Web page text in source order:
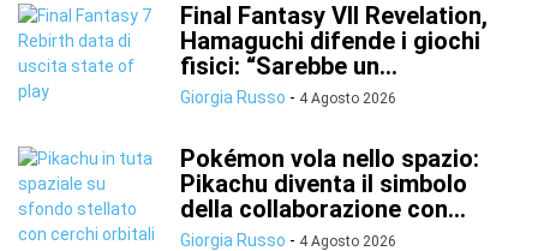
Final Fantasy VII Revelation,
Hamaguchi difende i giochi
fisici: “Sarebbe un...
Giorgia Russo - 4 Agosto 2026
Pokémon vola nello spazio:
Pikachu diventa il simbolo
della collaborazione con...
Giorgia Russo - 4 Agosto 2026